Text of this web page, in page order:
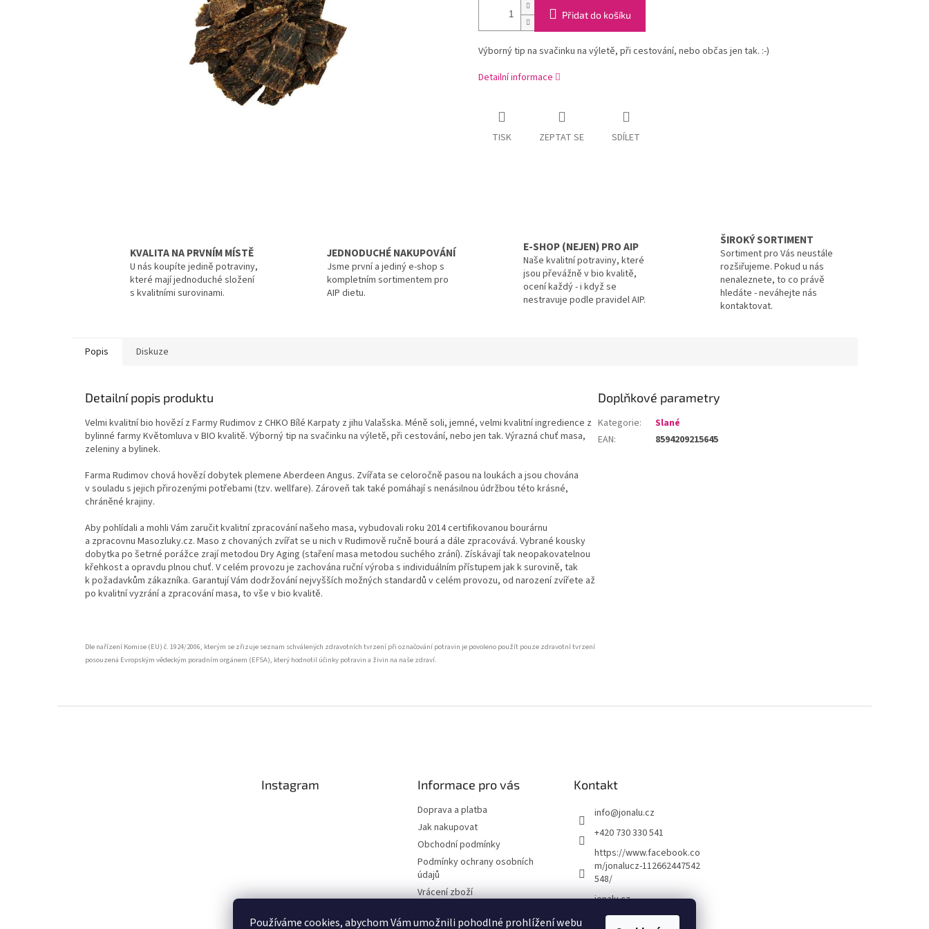
Používáme cookies, abychom Vám umožnili pohodlné prohlížení webu
Přidat do košíku
Výborný tip na svačinku na výletě, při cestování, nebo občas jen tak. :-)
Detailní informace
TISK ZEPTAT SE SDÍLET
KVALITA NA PRVNÍM MÍSTĚ
U nás koupíte jedině potraviny,
které mají jednoduché složení
s kvalitními surovinami.
JEDNODUCHÉ NAKUPOVÁNÍ
Jsme první a jediný e-shop s
kompletním sortimentem pro
AIP dietu.
E-SHOP (NEJEN) PRO AIP
Naše kvalitní potraviny, které
jsou převážně v bio kvalitě,
ocení každý - i když se
nestravuje podle pravidel AIP.
ŠIROKÝ SORTIMENT
Sortiment pro Vás neustále
rozšiřujeme. Pokud u nás
nenaleznete, to co právě
hledáte - neváhejte nás
kontaktovat.
Popis Diskuze
Detailní popis produktu
Velmi kvalitní bio hovězí z Farmy Rudimov z CHKO Bílé Karpaty z jihu Valašska. Méně soli, jemné, velmi kvalitní ingredience z
bylinné farmy Květomluva v BIO kvalitě. Výborný tip na svačinku na výletě, při cestování, nebo jen tak. Výrazná chuť masa,
zeleniny a bylinek.
Farma Rudimov chová hovězí dobytek plemene Aberdeen Angus. Zvířata se celoročně pasou na loukách a jsou chována
v souladu s jejich přirozenými potřebami (tzv. wellfare). Zároveň tak také pomáhají s nenásilnou údržbou této krásné,
chráněné krajiny.
Aby pohlídali a mohli Vám zaručit kvalitní zpracování našeho masa, vybudovali roku 2014 certifikovanou bourárnu
a zpracovnu Masozluky.cz. Maso z chovaných zvířat se u nich v Rudimově ručně bourá a dále zpracovává. Vybrané kousky
dobytka po šetrné porážce zrají metodou Dry Aging (staření masa metodou suchého zrání). Získávají tak neopakovatelnou
křehkost a opravdu plnou chuť. V celém provozu je zachována ruční výroba s individuálním přístupem jak k surovině, tak
k požadavkům zákazníka. Garantují Vám dodržování nejvyšších možných standardů v celém provozu, od narození zvířete až
po kvalitní vyzrání a zpracování masa, to vše v bio kvalitě.
Dle nařízení Komise (EU) č. 1924/2006, kterým se zřizuje seznam schválených zdravotních tvrzení při označování potravin je povoleno použít pouze zdravotní tvrzení
posouzená Evropským vědeckým poradním orgánem (EFSA), který hodnotil účinky potravin a živin na naše zdraví.
Doplňkové parametry
Kategorie:
Slané
EAN: 8594209215645
Instagram Informace pro vás
Doprava a platba
Jak nakupovat
Obchodní podmínky
Podmínky ochrany osobních
údajů
Vrácení zboží
Kontakt
info@jonalu.cz
+420 730 330 541
https://www.facebook.co
m/jonalucz-112662447542
548/
jonalu.cz